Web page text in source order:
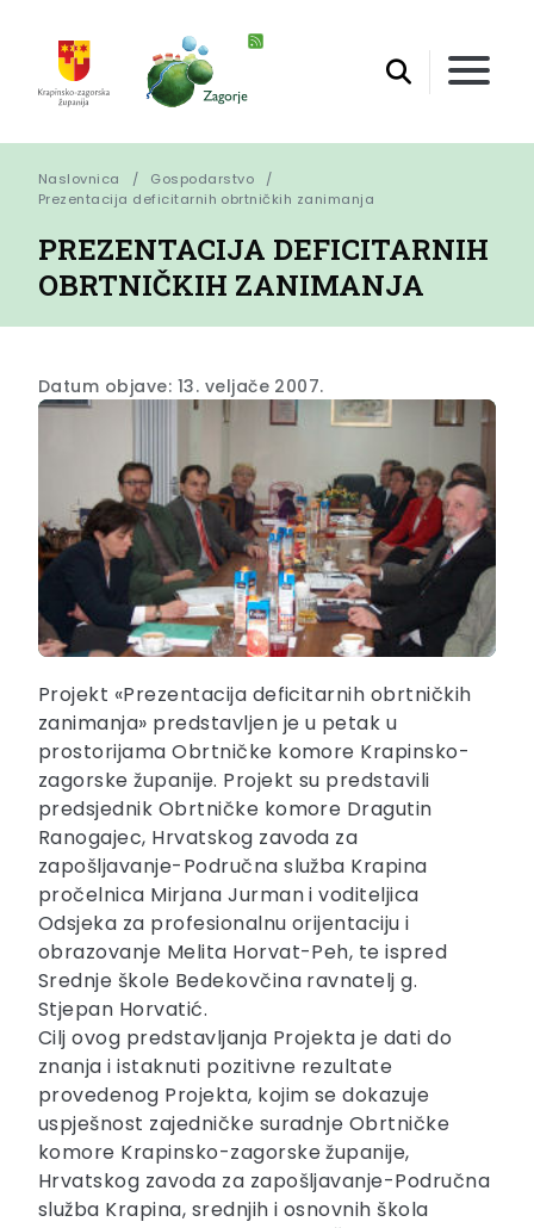
Naslovnica
Gospodarstvo
Prezentacija deficitarnih obrtničkih zanimanja
PREZENTACIJA DEFICITARNIH
OBRTNIČKIH ZANIMANJA
Datum objave: 13. veljače 2007.
Projekt «Prezentacija deficitarnih obrtničkih
zanimanja» predstavljen je u petak u
prostorijama Obrtničke komore Krapinsko-
zagorske županije. Projekt su predstavili
predsjednik Obrtničke komore Dragutin
Ranogajec, Hrvatskog zavoda za
zapošljavanje-Područna služba Krapina
pročelnica Mirjana Jurman i voditeljica
Odsjeka za profesionalnu orijentaciju i
obrazovanje Melita Horvat-Peh, te ispred
Srednje škole Bedekovčina ravnatelj g.
Stjepan Horvatić.
Cilj ovog predstavljanja Projekta je dati do
znanja i istaknuti pozitivne rezultate
provedenog Projekta, kojim se dokazuje
uspješnost zajedničke suradnje Obrtničke
komore Krapinsko-zagorske županije,
Hrvatskog zavoda za zapošljavanje-Područna
služba Krapina, srednjih i osnovnih škola